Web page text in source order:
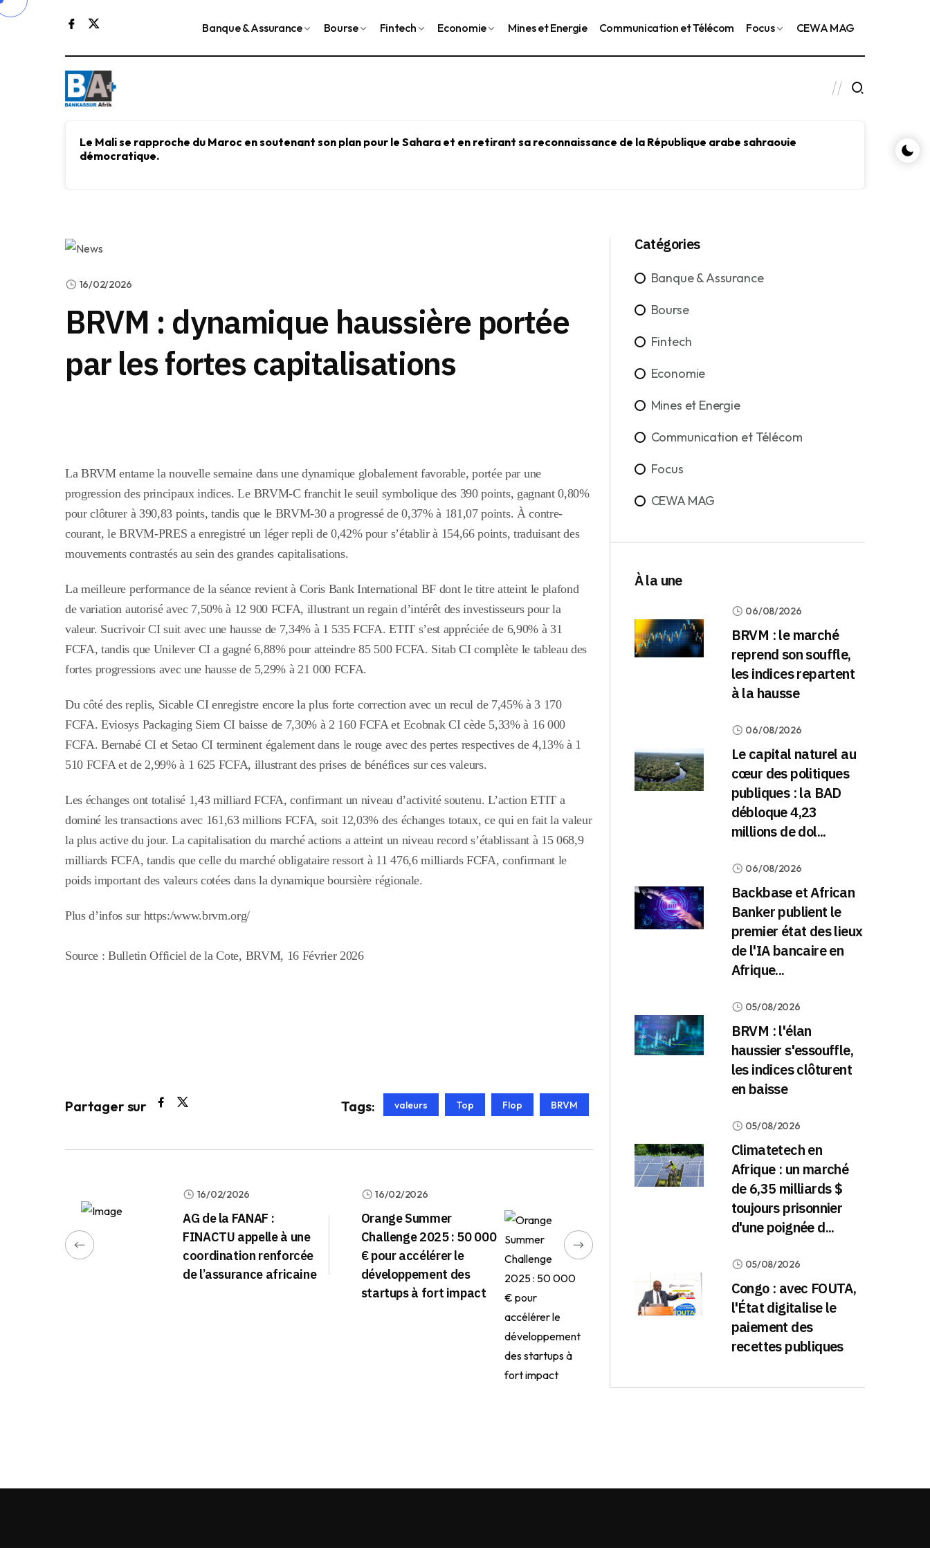
Banque & Assurance Bourse Fintech Economie Mines et Energie Communication et Télécom Focus CEWA MAG
Le Mali se rapproche du Maroc en soutenant son plan pour le Sahara et en retirant sa reconnaissance de la République arabe sahraouie
démocratique.
Le
le
16/02/2026
BRVM : dynamique haussière portée
par les fortes capitalisations
La BRVM entame la nouvelle semaine dans une dynamique globalement favorable, portée par une
progression des principaux indices. Le BRVM-C franchit le seuil symbolique des 390 points, gagnant 0,80%
pour clôturer à 390,83 points, tandis que le BRVM-30 a progressé de 0,37% à 181,07 points. À contre-
courant, le BRVM-PRES a enregistré un léger repli de 0,42% pour s’établir à 154,66 points, traduisant des
mouvements contrastés au sein des grandes capitalisations.
La meilleure performance de la séance revient à Coris Bank International BF dont le titre atteint le plafond
de variation autorisé avec 7,50% à 12 900 FCFA, illustrant un regain d’intérêt des investisseurs pour la
valeur. Sucrivoir CI suit avec une hausse de 7,34% à 1 535 FCFA. ETIT s’est appréciée de 6,90% à 31
FCFA, tandis que Unilever CI a gagné 6,88% pour atteindre 85 500 FCFA. Sitab CI complète le tableau des
fortes progressions avec une hausse de 5,29% à 21 000 FCFA.
Du côté des replis, Sicable CI enregistre encore la plus forte correction avec un recul de 7,45% à 3 170
FCFA. Eviosys Packaging Siem CI baisse de 7,30% à 2 160 FCFA et Ecobnak CI cède 5,33% à 16 000
FCFA. Bernabé CI et Setao CI terminent également dans le rouge avec des pertes respectives de 4,13% à 1
510 FCFA et de 2,99% à 1 625 FCFA, illustrant des prises de bénéfices sur ces valeurs.
Les échanges ont totalisé 1,43 milliard FCFA, confirmant un niveau d’activité soutenu. L’action ETIT a
dominé les transactions avec 161,63 millions FCFA, soit 12,03% des échanges totaux, ce qui en fait la valeur
la plus active du jour. La capitalisation du marché actions a atteint un niveau record s’établissant à 15 068,9
milliards FCFA, tandis que celle du marché obligataire ressort à 11 476,6 milliards FCFA, confirmant le
poids important des valeurs cotées dans la dynamique boursière régionale.
Plus d’infos sur https:/www.brvm.org/
Source : Bulletin Officiel de la Cote, BRVM, 16 Février 2026
Partager sur Tags: valeurs Top Flop BRVM
16/02/2026
AG de la FANAF :
FINACTU appelle à une
coordination renforcée
de l’assurance africaine
16/02/2026
Orange Summer
Challenge 2025 : 50 000
€ pour accélérer le
développement des
startups à fort impact
Catégories
Banque & Assurance
Bourse
Fintech
Economie
Mines et Energie
Communication et Télécom
Focus
CEWA MAG
À la une
06/08/2026
BRVM : le marché
reprend son souffle,
les indices repartent
à la hausse
06/08/2026
Le capital naturel au
cœur des politiques
publiques : la BAD
débloque 4,23
millions de dol...
06/08/2026
Backbase et African
Banker publient le
premier état des lieux
de l'IA bancaire en
Afrique...
05/08/2026
BRVM : l'élan
haussier s'essouffle,
les indices clôturent
en baisse
05/08/2026
Climatetech en
Afrique : un marché
de 6,35 milliards $
toujours prisonnier
d'une poignée d...
05/08/2026
Congo : avec FOUTA,
l'État digitalise le
paiement des
recettes publiques